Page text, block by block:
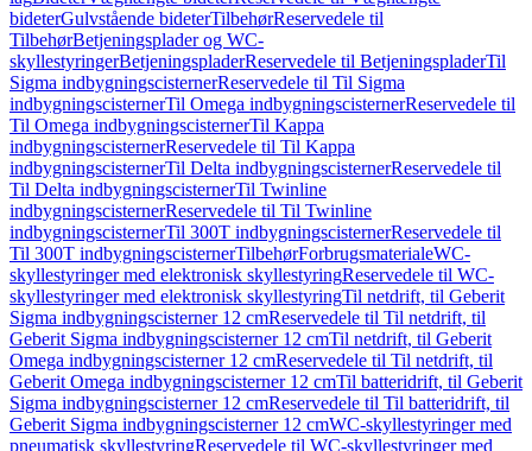
bideterGulvstående bideterTilbehørReservedele til
TilbehørBetjeningsplader og WC-
skyllestyringerBetjeningspladerReservedele til BetjeningspladerTil
Sigma indbygningscisternerReservedele til Til Sigma
indbygningscisternerTil Omega indbygningscisternerReservedele til
Til Omega indbygningscisternerTil Kappa
indbygningscisternerReservedele til Til Kappa
indbygningscisternerTil Delta indbygningscisternerReservedele til
Til Delta indbygningscisternerTil Twinline
indbygningscisternerReservedele til Til Twinline
indbygningscisternerTil 300T indbygningscisternerReservedele til
Til 300T indbygningscisternerTilbehørForbrugsmaterialeWC-
skyllestyringer med elektronisk skyllestyringReservedele til WC-
skyllestyringer med elektronisk skyllestyringTil netdrift, til Geberit
Sigma indbygningscisterner 12 cmReservedele til Til netdrift, til
Geberit Sigma indbygningscisterner 12 cmTil netdrift, til Geberit
Omega indbygningscisterner 12 cmReservedele til Til netdrift, til
Geberit Omega indbygningscisterner 12 cmTil batteridrift, til Geberit
Sigma indbygningscisterner 12 cmReservedele til Til batteridrift, til
Geberit Sigma indbygningscisterner 12 cmWC-skyllestyringer med
pneumatisk skyllestyringReservedele til WC-skyllestyringer med